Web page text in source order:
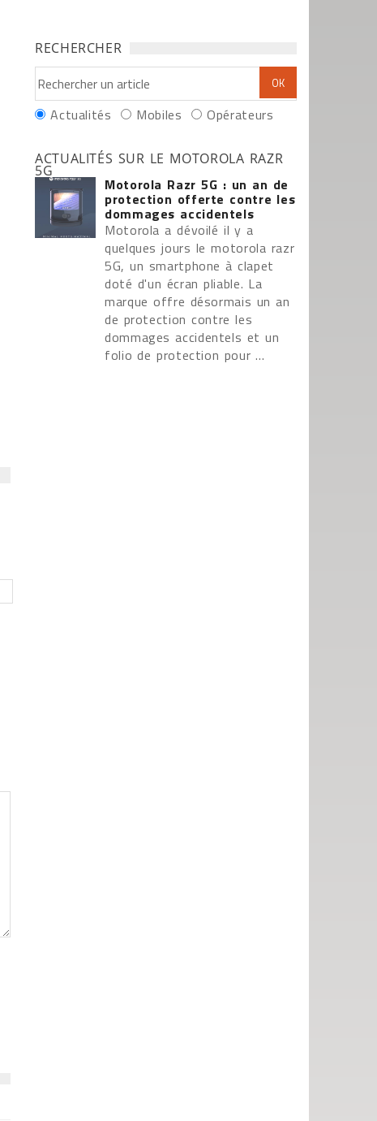
RECHERCHER
Actualités Mobiles Opérateurs
ACTUALITÉS SUR LE MOTOROLA RAZR
5G
Motorola Razr 5G : un an de
protection offerte contre les
dommages accidentels
Motorola a dévoilé il y a
quelques jours le motorola razr
5G, un smartphone à clapet
doté d'un écran pliable. La
marque offre désormais un an
de protection contre les
dommages accidentels et un
folio de protection pour ...